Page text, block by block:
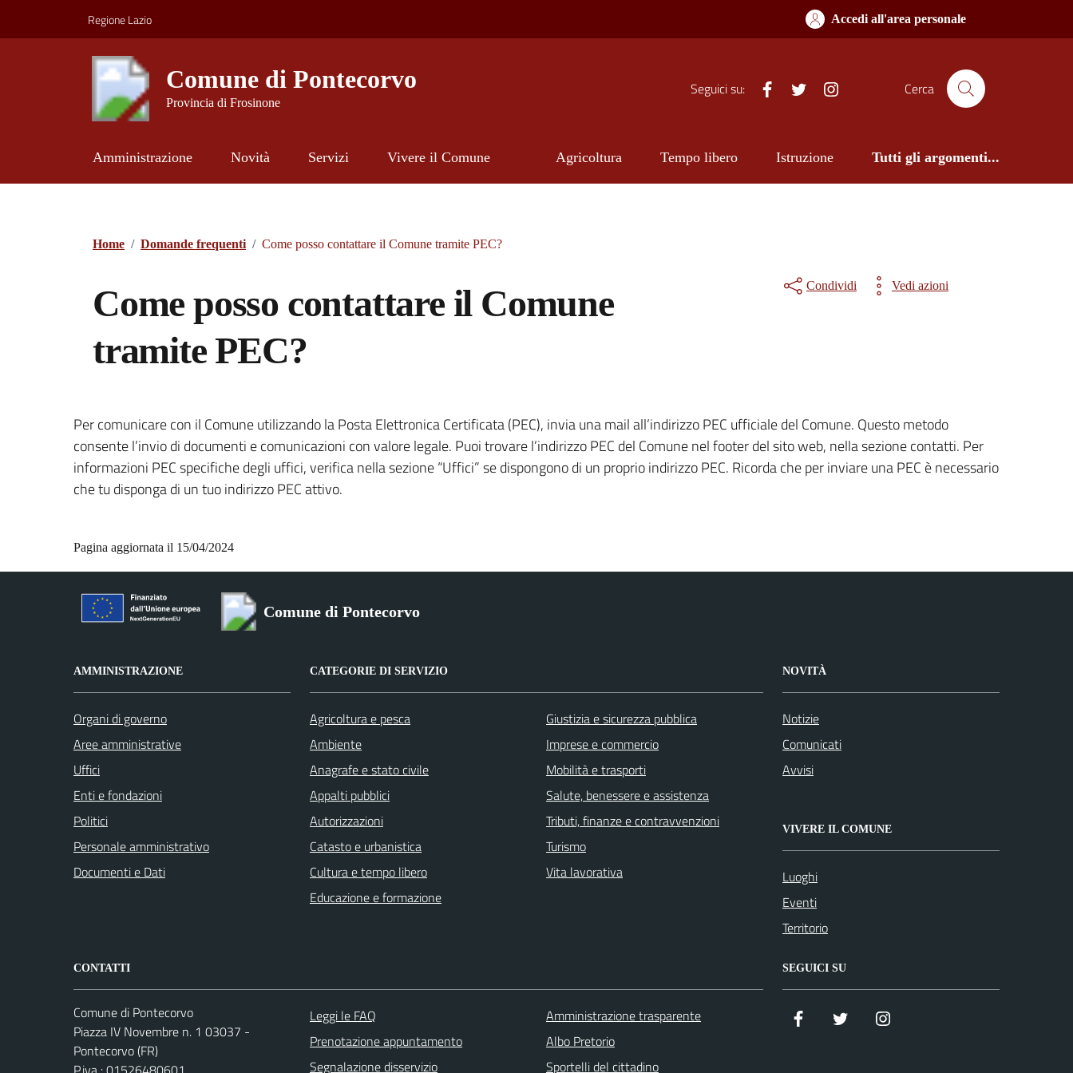
Regione Lazio Accedi all'area personale
Comune di Pontecorvo
Provincia di Frosinone
Seguici su: FacebookTwitter Cerca
Amministrazione Novità Servizi Vivere il Comune Agricoltura Tempo libero Istruzione Tutti gli argomenti...
Home / Domande frequenti / Come posso contattare il Comune tramite PEC?
Come posso contattare il Comune
tramite PEC?
Condividi Vedi azioni
Per comunicare con il Comune utilizzando la Posta Elettronica Certificata (PEC), invia una mail all’indirizzo PEC ufficiale del Comune. Questo metodo
consente l’invio di documenti e comunicazioni con valore legale. Puoi trovare l’indirizzo PEC del Comune nel footer del sito web, nella sezione contatti. Per
informazioni PEC specifiche degli uffici, verifica nella sezione “Uffici” se dispongono di un proprio indirizzo PEC. Ricorda che per inviare una PEC è necessario
che tu disponga di un tuo indirizzo PEC attivo.
Pagina aggiornata il 15/04/2024
Comune di Pontecorvo
AMMINISTRAZIONE
Organi di governo
Aree amministrative
Uffici
Enti e fondazioni
Politici
Personale amministrativo
Documenti e Dati
CATEGORIE DI SERVIZIO
Agricoltura e pesca
Ambiente
Anagrafe e stato civile
Appalti pubblici
Autorizzazioni
Catasto e urbanistica
Cultura e tempo libero
Educazione e formazione
Giustizia e sicurezza pubblica
Imprese e commercio
Mobilità e trasporti
Salute, benessere e assistenza
Tributi, finanze e contravvenzioni
Turismo
Vita lavorativa
NOVITÀ
Notizie
Comunicati
Avvisi
VIVERE IL COMUNE
Luoghi
Eventi
Territorio
CONTATTI
Comune di Pontecorvo
Piazza IV Novembre n. 1 03037 -
Pontecorvo (FR)
Leggi le FAQ
Prenotazione appuntamento
Segnalazione disservizio
Amministrazione trasparente
Albo Pretorio
Sportelli del cittadino
SEGUICI SU
Facebook Twitter